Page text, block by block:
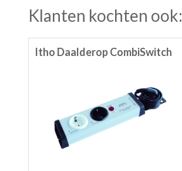
Klanten kochten ook:
Itho Daalderop CombiSwitch